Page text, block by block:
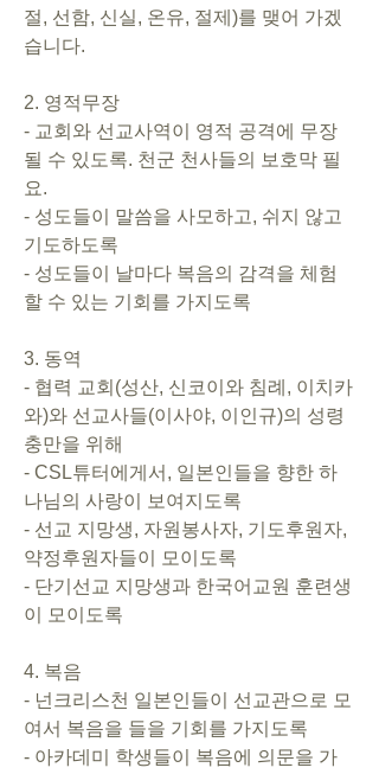
절, 선함, 신실, 온유, 절제)를 맺어 가겠
습니다.
2. 영적무장
- 교회와 선교사역이 영적 공격에 무장
될 수 있도록. 천군 천사들의 보호막 필
요.
- 성도들이 말씀을 사모하고, 쉬지 않고
기도하도록
- 성도들이 날마다 복음의 감격을 체험
할 수 있는 기회를 가지도록
3. 동역
- 협력 교회(성산, 신코이와 침례, 이치카
와)와 선교사들(이사야, 이인규)의 성령
충만을 위해
- CSL튜터에게서, 일본인들을 향한 하
나님의 사랑이 보여지도록
- 선교 지망생, 자원봉사자, 기도후원자,
약정후원자들이 모이도록
- 단기선교 지망생과 한국어교원 훈련생
이 모이도록
4. 복음
- 넌크리스천 일본인들이 선교관으로 모
여서 복음을 들을 기회를 가지도록
- 아카데미 학생들이 복음에 의문을 가